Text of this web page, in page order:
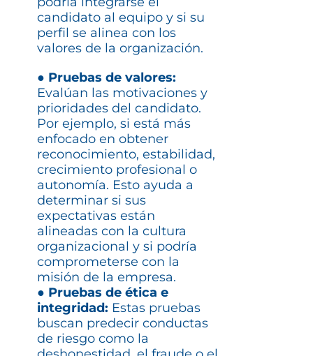
candidato al equipo y si su
perfil se alinea con los
valores de la organización.
● Pruebas de valores:
Evalúan las motivaciones y
prioridades del candidato.
Por ejemplo, si está más
enfocado en obtener
reconocimiento, estabilidad,
crecimiento profesional o
autonomía. Esto ayuda a
determinar si sus
expectativas están
alineadas con la cultura
organizacional y si podría
comprometerse con la
misión de la empresa.
● Pruebas de ética e
integridad: Estas pruebas
buscan predecir conductas
de riesgo como la